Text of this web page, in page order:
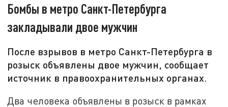
Бомбы в метро Санкт-Петербурга
закладывали двое мужчин
После взрывов в метро Санкт-Петербурга в
розыск объявлены двое мужчин, сообщает
источник в правоохранительных органах.
Два человека объявлены в розыск в рамках